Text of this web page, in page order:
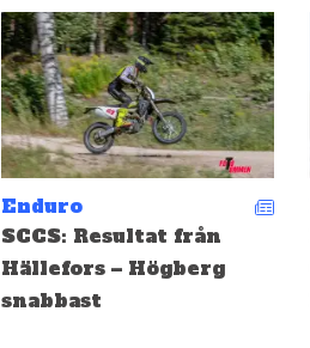
Motocross
MXGP: Gifting och
Callemo topp tio i
Lommel!